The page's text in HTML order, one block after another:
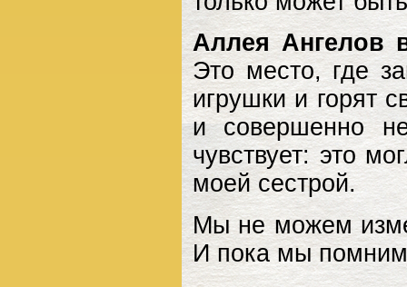
Аллея Ангелов
Это место, где
игрушки и горят
и совершенно
чувствует: это
моей сестрой.
Мы не можем
И пока мы